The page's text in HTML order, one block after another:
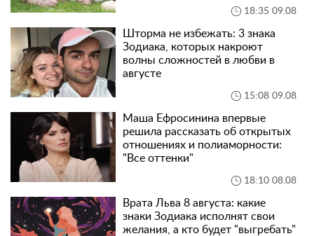
18:35 09.08
Шторма не избежать: 3 знака
Зодиака, которых накроют
волны сложностей в любви в
августе
15:08 09.08
Маша Ефросинина впервые
решила рассказать об открытых
отношениях и полиаморности:
"Все оттенки"
18:10 08.08
Врата Льва 8 августа: какие
знаки Зодиака исполнят свои
желания, а кто будет "выгребать"